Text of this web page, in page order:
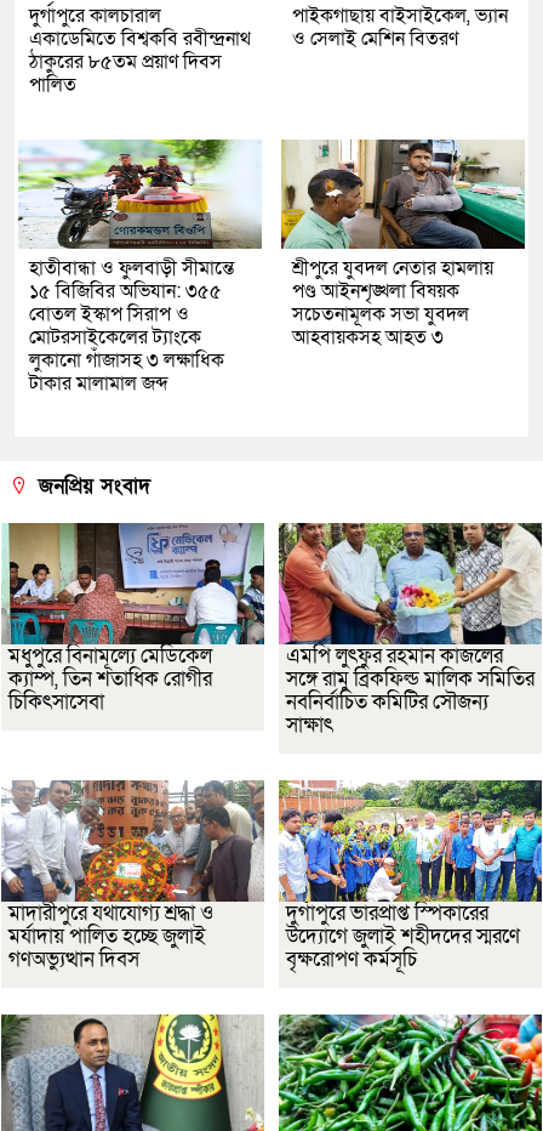
দুর্গাপুরে কালচারাল
একাডেমিতে বিশ্বকবি রবীন্দ্রনাথ
ঠাকুরের ৮৫তম প্রয়াণ দিবস
পালিত
পাইকগাছায় বাইসাইকেল, ভ্যান
ও সেলাই মেশিন বিতরণ
হাতীবান্ধা ও ফুলবাড়ী সীমান্তে
১৫ বিজিবির অভিযান: ৩৫৫
বোতল ইস্কাপ সিরাপ ও
মোটরসাইকেলের ট্যাংকে
লুকানো গাঁজাসহ ৩ লক্ষাধিক
টাকার মালামাল জব্দ
শ্রীপুরে যুবদল নেতার হামলায়
পণ্ড আইনশৃঙ্খলা বিষয়ক
সচেতনামূলক সভা যুবদল
আহবায়কসহ আহত ৩
জনপ্রিয় সংবাদ
মধুপুরে বিনামূল্যে মেডিকেল
ক্যাম্প, তিন শতাধিক রোগীর
চিকিৎসাসেবা
এমপি লুৎফুর রহমান কাজলের
সঙ্গে রামু ব্রিকফিল্ড মালিক সমিতির
নবনির্বাচিত কমিটির সৌজন্য
সাক্ষাৎ
মাদারীপুরে যথাযোগ্য শ্রদ্ধা ও
মর্যাদায় পালিত হচ্ছে জুলাই
গণঅভ্যুত্থান দিবস
দুর্গাপুরে ভারপ্রাপ্ত স্পিকারের
উদ্যোগে জুলাই শহীদদের স্মরণে
বৃক্ষরোপণ কর্মসূচি